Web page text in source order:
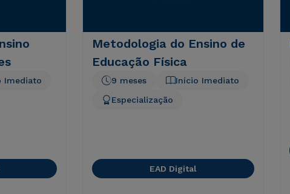
Imediato
Metodologia do Ensino de
Educação Física
Início Imediato
9 meses
Especialização
EAD Digital